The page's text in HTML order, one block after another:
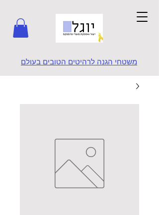
משטחי הגנה לרהיטים הטובים בעולם